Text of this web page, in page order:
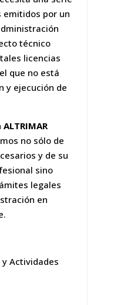
emitidos por un
técnico
licencias
que no está
y ejecución de
ALTRIMAR
no sólo de
y de su
sino
legales
en
Actividades